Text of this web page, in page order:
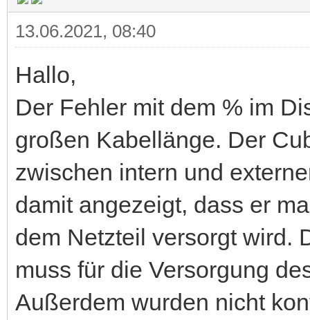
13.06.2021, 08:40
Hallo,
Der Fehler mit dem % im
großen Kabellänge. Der
zwischen intern und
damit angezeigt, dass er
dem Netzteil versorgt wird.
muss für die Versorgung
Außerdem wurden nicht